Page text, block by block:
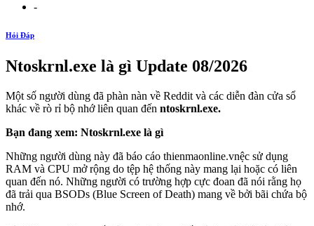
-
Hỏi Đáp
Ntoskrnl.exe là gì Update 08/2026
Một số người dùng đã phàn nàn về Reddit và các diễn đàn cửa sổ
khác về rò rỉ bộ nhớ liên quan đến ntoskrnl.exe.
Bạn đang xem: Ntoskrnl.exe là gì
Những người dùng này đã báo cáo thienmaonline.vnệc sử dụng
RAM và CPU mở rộng do tệp hệ thống này mang lại hoặc có liên
quan đến nó. Những người có trường hợp cực đoan đã nói rằng họ
đã trải qua BSODs (Blue Screen of Death) mang về bởi bãi chứa bộ
nhớ.